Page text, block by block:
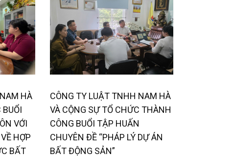
HÀ
BUỔI
VỚI
HỢP
BẤT
CÔNG TY LUẬT TNHH NAM HÀ
VÀ CỘNG SỰ TỔ CHỨC THÀNH
CÔNG BUỔI TẬP HUẤN
CHUYÊN ĐỀ “PHÁP LÝ DỰ ÁN
BẤT ĐỘNG SẢN”